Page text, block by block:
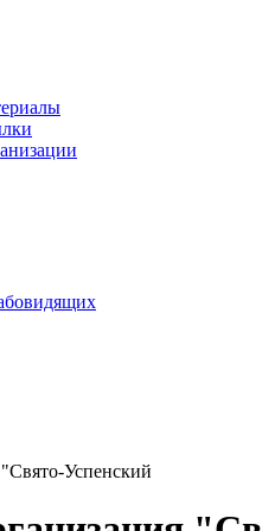
Успенский